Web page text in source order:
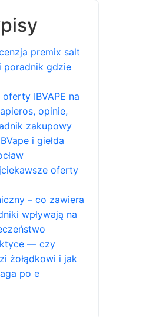
premix salt
poradnik gdzie
oferty IBVAPE na
opinie,
zakupowy
i giełda
oferty
– co zawiera
wpływają na
— czy
żołądkowi i jak
po e